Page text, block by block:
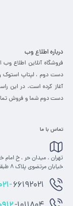
درباره اطلاع وب
دست دوم ، لپتاپ استوک
آغاز کرده است. در این
دست دوم شما و فروش
تماس با ما
تهران ، میدان حر ، خ امام
خیابان مرتضوی پلاک 8 طبقه همکف
66192021